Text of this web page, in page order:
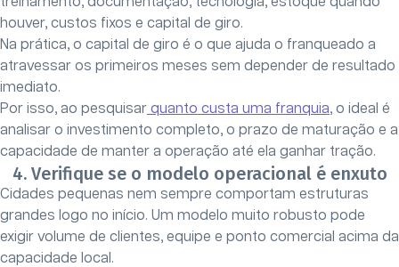
houver, custos fixos e capital de giro.
Na prática, o capital de giro é o que ajuda o franqueado a
atravessar os primeiros meses sem depender de resultado
imediato.
Por isso, ao pesquisar quanto custa uma franquia, o ideal é
analisar o investimento completo, o prazo de maturação e a
capacidade de manter a operação até ela ganhar tração.
4. Verifique se o modelo operacional é enxuto
Cidades pequenas nem sempre comportam estruturas
grandes logo no início. Um modelo muito robusto pode
exigir volume de clientes, equipe e ponto comercial acima da
capacidade local.